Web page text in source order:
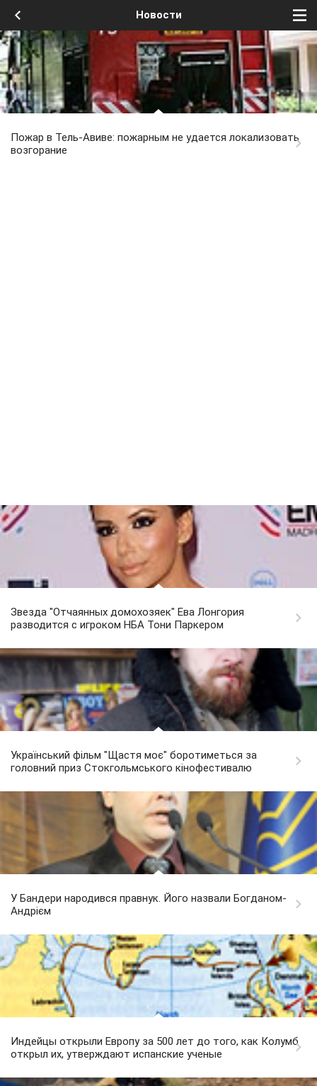
Новости
Пожар в Тель-Авиве: пожарным не удается локализовать
возгорание
Звезда "Отчаянных домохозяек" Ева Лонгория
разводится с игроком НБА Тони Паркером
Український фільм "Щастя моє" боротиметься за
головний приз Стокгольмського кінофестивалю
У Бандери народився правнук. Його назвали Богданом-
Андрієм
Индейцы открыли Европу за 500 лет до того, как Колумб
открыл их, утверждают испанские ученые